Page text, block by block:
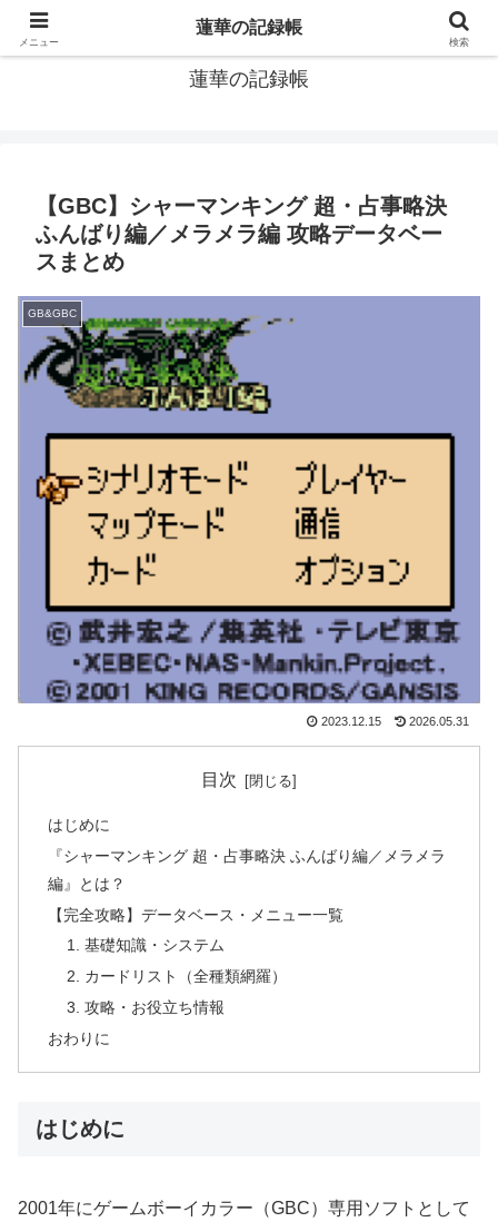
窓際社員の現役SEによるゲーム攻略、IT関連のメモです
蓮華の記録帳
【GBC】シャーマンキング 超・占事略決
ふんばり編／メラメラ編 攻略データベー
スまとめ
GB&GBC
2023.12.15 2026.05.31
目次
はじめに
『シャーマンキング 超・占事略決 ふんばり編／メラメラ
編』とは？
【完全攻略】データベース・メニュー一覧
1. 基礎知識・システム
2. カードリスト（全種類網羅）
3. 攻略・お役立ち情報
おわりに
はじめに
2001年にゲームボーイカラー（GBC）専用ソフトとして
メニュー
蓮華の記録帳
検索